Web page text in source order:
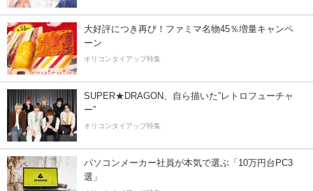
大好評につき再び！ファミマ名物45％増量キャンペ
ーン
オリコンタイアップ特集
SUPER★DRAGON、自ら描いた”レトロフューチャ
ー”
オリコンタイアップ特集
パソコンメーカー社員が本気で選ぶ「10万円台PC3
選」